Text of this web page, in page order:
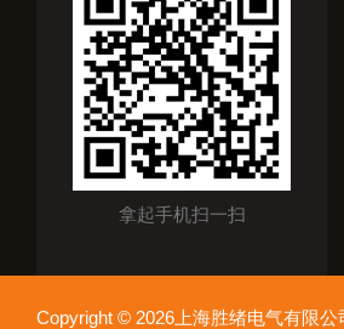
拿起手机扫一扫
Copyright © 2026上海胜绪电气有限